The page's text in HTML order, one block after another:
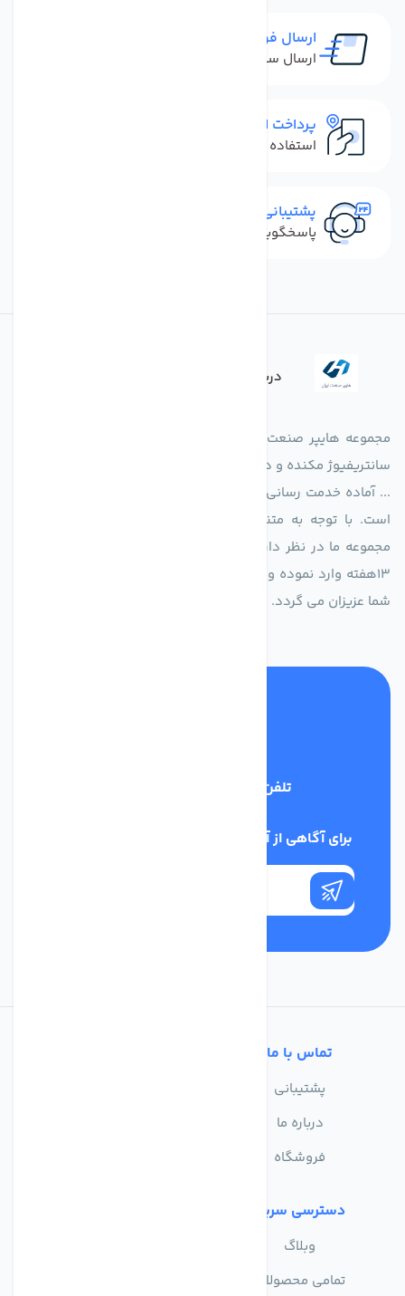
ارسال فوری
ارسال سفارش در کمترین زمان ممکن
پرداخت امن
استفاده از روش‌های پرداخت امن
پشتیبانی سریع
پاسخگویی سریع به تماس‌ها و پیام‌ها
درباره فروشگاه
مجموعه هایپر صنعت ایران در امر تولید و واردات انواع فن های
سانتریفیوژ مکنده و دمنده آکسیال، سقفی، بین کانالی، مرغداری و
... آماده خدمت رسانی به شرکت های تولیدی، صنعتی و ساختمانی
است. با توجه به متنوع بودن فن های تولیدی کمپانی اروپایی
مجموعه ما در نظر دارد کالاهای تخصصی شما عزیزان رو در صرف
13هفته وارد نموده و این عمر باعث صرفه جویی در هزینه و زمان
شما عزیزان می گردد.
تلفن پشتیبانی
برای آگاهی از آخرین اخبار در خبرنامه ما عضو شوید
تماس با ما
پشتیبانی
درباره ما
فروشگاه
دسترسی سریع
وبلاگ
تمامی محصولات